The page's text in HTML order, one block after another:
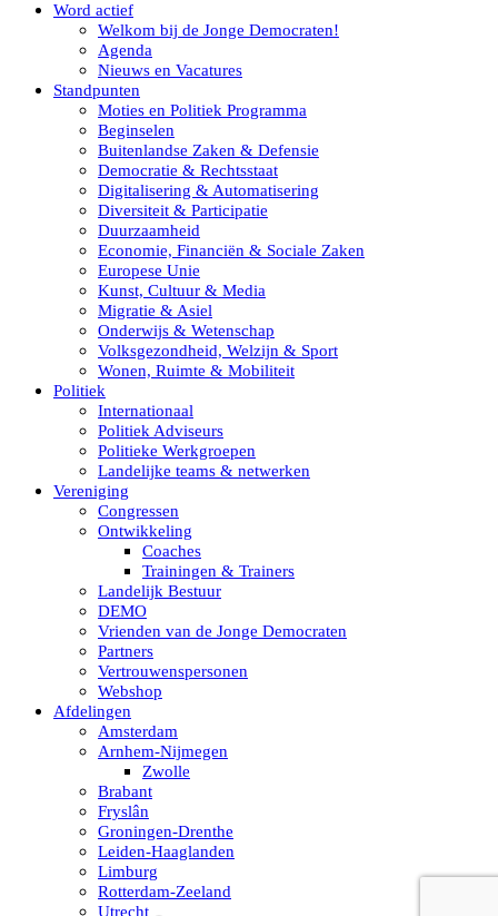
Word actief
Welkom bij de Jonge Democraten!
Agenda
Nieuws en Vacatures
Standpunten
Moties en Politiek Programma
Beginselen
Buitenlandse Zaken & Defensie
Democratie & Rechtsstaat
Digitalisering & Automatisering
Diversiteit & Participatie
Duurzaamheid
Economie, Financiën & Sociale Zaken
Europese Unie
Kunst, Cultuur & Media
Migratie & Asiel
Onderwijs & Wetenschap
Volksgezondheid, Welzijn & Sport
Wonen, Ruimte & Mobiliteit
Politiek
Internationaal
Politiek Adviseurs
Politieke Werkgroepen
Landelijke teams & netwerken
Vereniging
Congressen
Ontwikkeling
Coaches
Trainingen & Trainers
Landelijk Bestuur
DEMO
Vrienden van de Jonge Democraten
Partners
Vertrouwenspersonen
Webshop
Afdelingen
Amsterdam
Arnhem-Nijmegen
Zwolle
Brabant
Fryslân
Groningen-Drenthe
Leiden-Haaglanden
Limburg
Rotterdam-Zeeland
Utrecht